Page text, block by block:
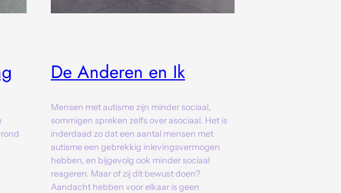
De Anderen en Ik
Mensen met autisme zijn minder sociaal,
sommigen spreken zelfs over asociaal. Het is
inderdaad zo dat een aantal mensen met
autisme een gebrekkig inlevingsvermogen
hebben, en bijgevolg ook minder sociaal
reageren. Maar of zij dit bewust doen?
Aandacht hebben voor elkaar is geen